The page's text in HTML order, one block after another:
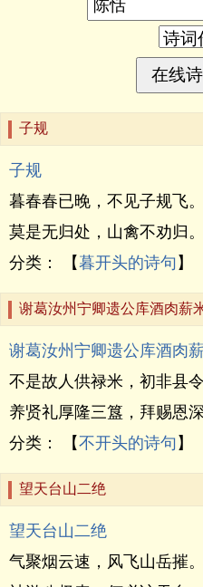
子规
子规
暮春春已晚，不见子规飞。
莫是无归处，山禽不劝归。
分类： 【暮开头的诗句 】
谢葛汝州宁卿遗公库酒肉薪
谢葛汝州宁卿遗公库酒肉
不是故人供禄米，初非县令
养贤礼厚隆三簋，拜赐恩深
分类： 【不开头的诗句 】
望天台山二绝
望天台山二绝
气聚烟云速，风飞山岳摧。